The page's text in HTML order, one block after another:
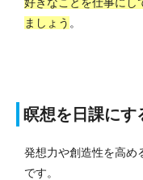
ましょう 。
瞑想を日課にす
発想力や創造性を高め
です。